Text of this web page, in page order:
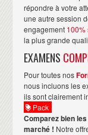
répondre à votre
une autre session
engagement 100%
la plus grande
EXAMENS
Pour toutes nos
nous incluons les
ils sont clairement
Pack
Comparez bien
marché ! Notre